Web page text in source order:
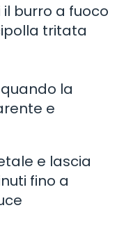
burro a fuoco
tritata
la
e
e lascia
fino a